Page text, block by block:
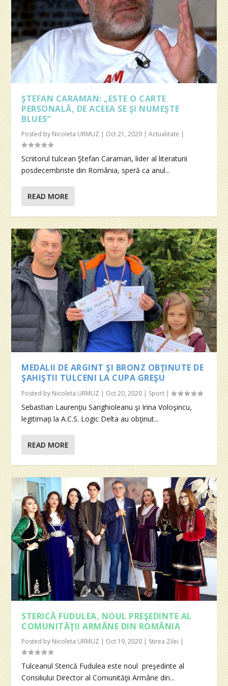
ŞTEFAN CARAMAN: „ESTE O CARTE
PERSONALĂ, DE ACEEA SE ŞI NUMEŞTE
BLUES”
Posted by Nicoleta URMUZ | Oct 21, 2020 |Actualitate |
Scriitorul tulcean Ştefan Caraman, lider al literaturii
posdecembriste din România, speră ca anul...
READ MORE
MEDALII DE ARGINT ŞI BRONZ OBŢINUTE DE
ŞAHIŞTII TULCENI LA CUPA GREŞU
Posted by Nicoleta URMUZ | Oct 20, 2020 | Sport |
Sebastian Laurenţiu Sarighioleanu şi Irina Voloşincu,
legitimaţi la A.C.S. Logic Delta au obţinut...
READ MORE
STERICĂ FUDULEA, NOUL PREŞEDINTE AL
COMUNITĂŢII ARMÂNE DIN ROMÂNIA
Posted by Nicoleta URMUZ | Oct 19, 2020 | Stirea Zilei |
Tulceanul Sterică Fudulea este noul preşedinte al
Consiliului Director al Comunităţii Armâne din...